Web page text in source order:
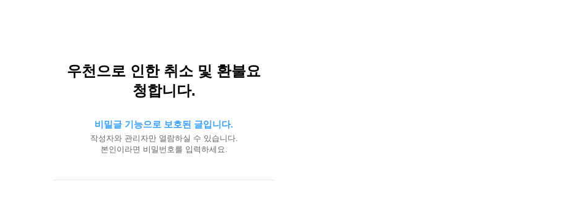
우천으로 인한 취소 및 환불요
청합니다.
비밀글 기능으로 보호된 글입니다.
작성자와 관리자만 열람하실 수 있습니다.
본인이라면 비밀번호를 입력하세요.